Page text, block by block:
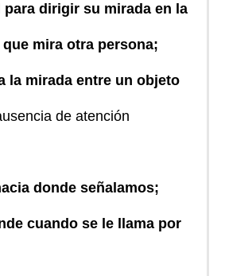
para dirigir su mirada en la
mira otra persona;
la mirada entre un objeto
de atención
donde señalamos;
cuando se le llama por